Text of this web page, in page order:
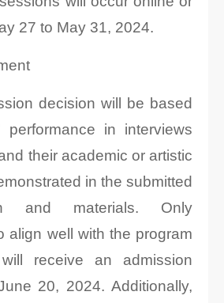
27 to May 31, 2024.
decision will be based
performance in interviews
their academic or artistic
in the submitted
and materials. Only
align well with the program
will receive an admission
20, 2024. Additionally,